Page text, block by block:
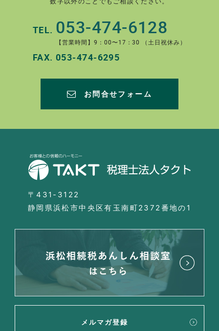
TEL. 053-474-6128
【営業時間】9：00〜17：30 （土日祝休み）
FAX. 053-474-6295
お問合せフォーム
〒431-3122
静岡県浜松市中央区有玉南町2372番地の1
メルマガ登録